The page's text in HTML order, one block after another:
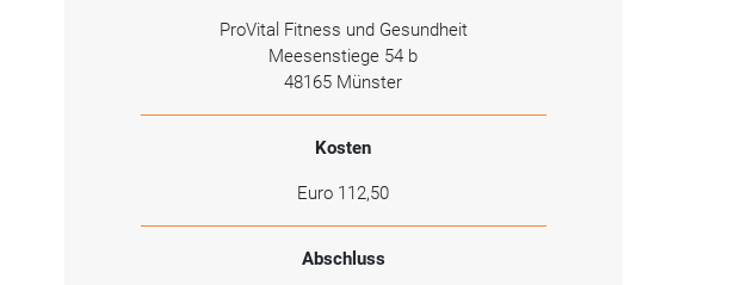
ProVital Fitness und Gesundheit
Meesenstiege 54 b
48165 Münster
Kosten
Euro 112,50
Abschluss